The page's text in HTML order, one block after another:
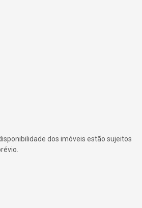
dos imóveis estão sujeitos